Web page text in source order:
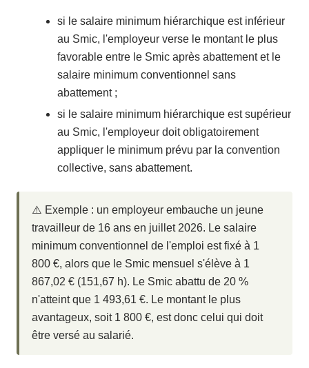
si le salaire minimum hiérarchique est inférieur
au Smic, l'employeur verse le montant le plus
favorable entre le Smic après abattement et le
salaire minimum conventionnel sans
abattement ;
si le salaire minimum hiérarchique est supérieur
au Smic, l'employeur doit obligatoirement
appliquer le minimum prévu par la convention
collective, sans abattement.
⚠️ Exemple : un employeur embauche un jeune
travailleur de 16 ans en juillet 2026. Le salaire
minimum conventionnel de l'emploi est fixé à 1
800 €, alors que le Smic mensuel s'élève à 1
867,02 € (151,67 h). Le Smic abattu de 20 %
n'atteint que 1 493,61 €. Le montant le plus
avantageux, soit 1 800 €, est donc celui qui doit
être versé au salarié.